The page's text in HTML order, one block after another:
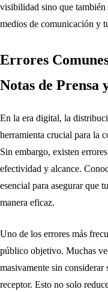
visibilidad sino que
medios de comunicación y
Errores
Notas de Prensa
En la era digital, la
herramienta crucial para la
Sin embargo, existen
efectividad y alcance.
esencial para asegurar que
manera eficaz.
Uno de los errores más
público objetivo. Muchas
masivamente sin considerar
receptor. Esto no solo